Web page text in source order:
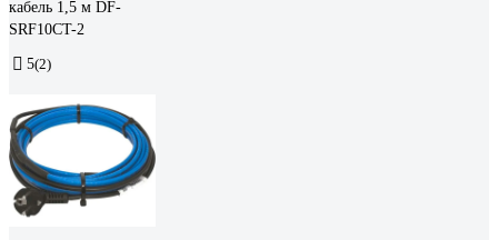
кабель 1,5 м DF-
SRF10СT-2
5(2)